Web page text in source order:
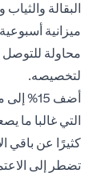
البقالة
ميزانية
محاولة للتوصل
لتخصيصه.
أضف
التي غالبا ما
كثيرًا عن باقي
تضطر إلى